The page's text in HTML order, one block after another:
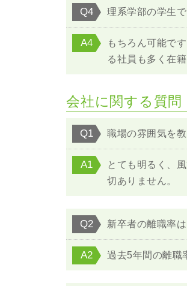
Q4 理系学部の学生
A4
もちろん可能で
る社員も多く在籍
会社に関する質問
Q1 職場の雰囲気を
A1
とても明るく、
切ありません。
Q2 新卒者の離職率
A2 過去5年間の離職